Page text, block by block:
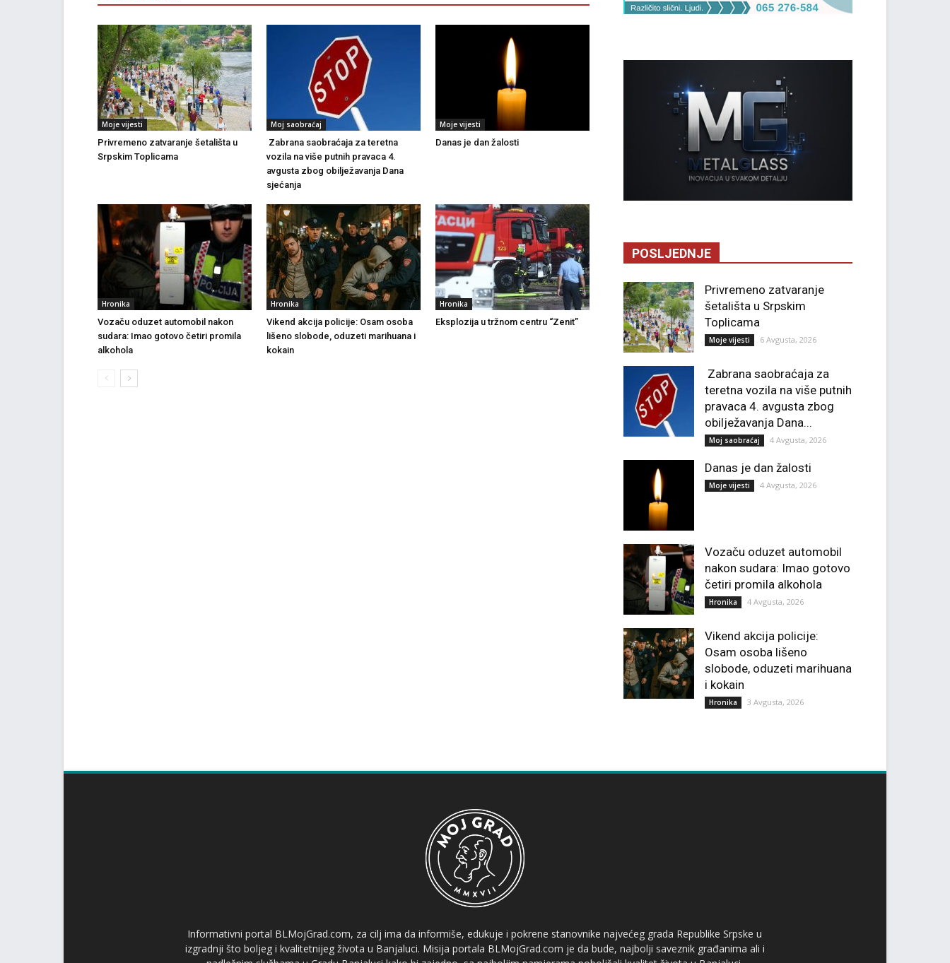
Moje vijesti
Privremeno zatvaranje šetališta u
Srpskim Toplicama
Moj saobraćaj
Zabrana saobraćaja za teretna
vozila na više putnih pravaca 4.
avgusta zbog obilježavanja Dana
sjećanja
Moje vijesti
Danas je dan žalosti
Hronika
Vozaču oduzet automobil nakon
sudara: Imao gotovo četiri promila
alkohola
Hronika
Vikend akcija policije: Osam osoba
lišeno slobode, oduzeti marihuana i
kokain
Hronika
Eksplozija u tržnom centru “Zenit”
POSLJEDNJE
Privremeno zatvaranje
šetališta u Srpskim
Toplicama
Moje vijesti 6 Avgusta, 2026
Zabrana saobraćaja za
teretna vozila na više putnih
pravaca 4. avgusta zbog
obilježavanja Dana...
Moj saobraćaj 4 Avgusta, 2026
Danas je dan žalosti
Moje vijesti 4 Avgusta, 2026
Vozaču oduzet automobil
nakon sudara: Imao gotovo
četiri promila alkohola
Hronika 4 Avgusta, 2026
Vikend akcija policije:
Osam osoba lišeno
slobode, oduzeti marihuana
i kokain
Hronika 3 Avgusta, 2026
Informativni portal BLMojGrad.com, za cilj ima da informiše, edukuje i pokrene stanovnike najvećeg grada Republike Srpske u
izgradnji što boljeg i kvalitetnijeg života u Banjaluci. Misija portala BLMojGrad.com je da bude, najbolji saveznik građanima ali i